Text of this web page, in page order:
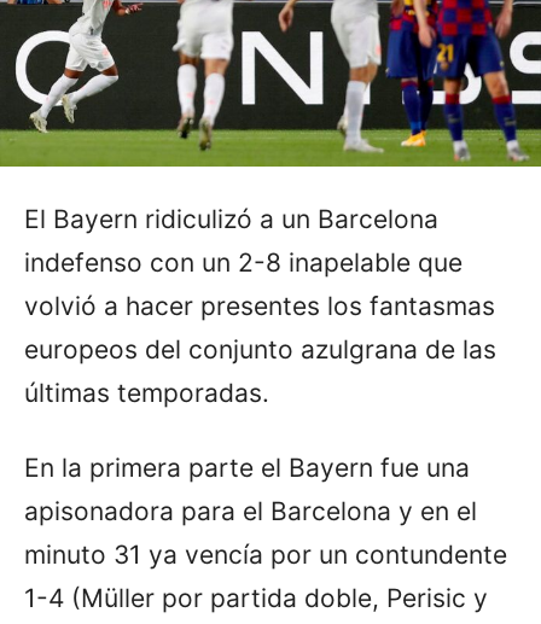
El Bayern ridiculizó a un Barcelona
indefenso con un 2-8 inapelable que
volvió a hacer presentes los fantasmas
europeos del conjunto azulgrana de las
últimas temporadas.
En la primera parte el Bayern fue una
apisonadora para el Barcelona y en el
minuto 31 ya vencía por un contundente
1-4 (Müller por partida doble, Perisic y